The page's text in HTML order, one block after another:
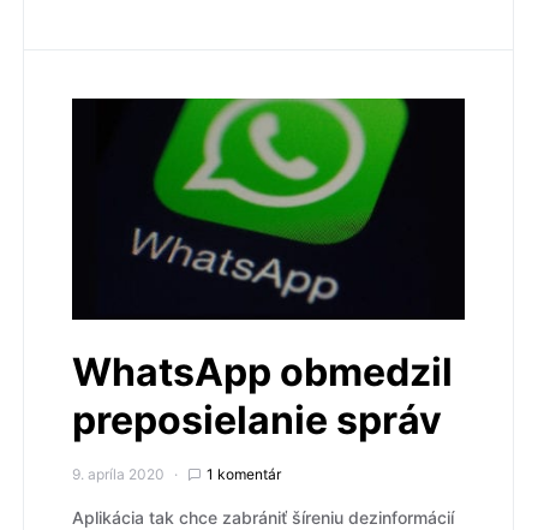
WhatsApp obmedzil
preposielanie správ
9. apríla 2020 1 komentár
Aplikácia tak chce zabrániť šíreniu dezinformácií